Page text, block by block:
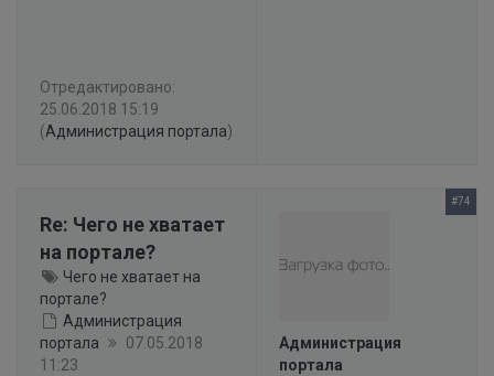
Отредактировано:
25.06.2018 15:19
(Администрация портала)
Re: Чего не хватает
на портале?
Чего не хватает на
портале?
Администрация
портала
07.05.2018
11:23
#74
Администрация
портала